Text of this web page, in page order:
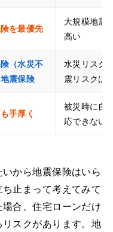
を最優先
大規模地震
高い
（水災不
震保険
水災リスク
震リスクは
手厚く
被災時に自
応できない
から地震保険はいら
止まって考えてみて
合、住宅ローンだけ
スクがあります。地